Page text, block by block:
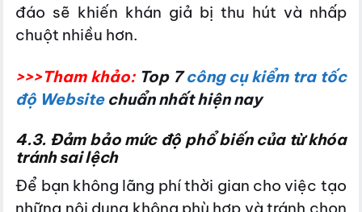
đáo sẽ khiến khán giả bị thu hút và nhấp
chuột nhiều hơn.
>>>Tham khảo:Top 7công cụ kiểm tra tốc
độ Websitechuẩn nhất hiện nay
4.3. Đảm bảo mức độ phổ biến của từ khóa
tránh sai lệch
Để bạn không lãng phí thời gian cho việc tạo
những nội dung không phù hợp và tránh chọn